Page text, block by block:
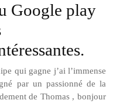
Google play
qui gagne j’ai l’immense
par un passionné de la
de Thomas , bonjour